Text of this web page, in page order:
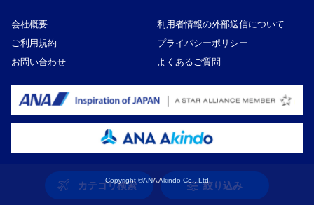
カテゴリ検索 絞り込み
会社概要
利用者情報の外部送信について
ご利用規約
プライバシーポリシー
お問い合わせ
よくあるご質問
Copyright ©ANA Akindo Co., Ltd